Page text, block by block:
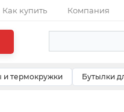
Как купить Компания
и термокружки Бутылки